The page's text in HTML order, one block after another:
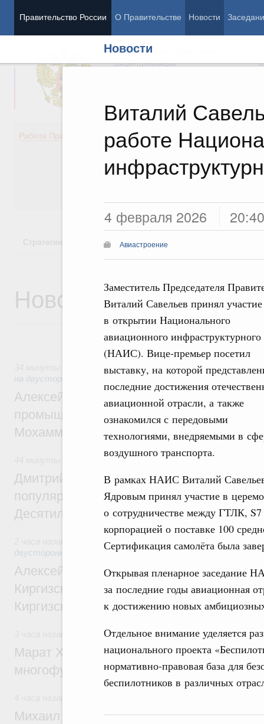
Правительство России О Правительстве Новости
Новости
Виталий
работе
4 февраля 2026 20:40
Авиастроение
Заместитель Председателя
Виталий Савельев принял участие
в открытии Национального
авиационного инфраструктурного
(НАИС). Вице-премьер посетил
выставку, на которой
последние достижения
авиационной отрасли, а также
ознакомился с передовыми
технологиями, внедряемыми в
воздушного транспорта.
В рамках НАИС Виталий
Ядровым принял участие в
о сотрудничестве между ГТЛК,
корпорацией о поставке 100
Сертификация самолёта была
Открывая пленарное заседание
за последние годы авиационная
к достижению новых
Отдельное внимание уделяется
национального проекта
нормативно-правовая база для
беспилотников в различных
Председатель Правительства
Вице-премьеры
Работа Правительства
Демография
Здоровье
Культура
Стратегии Государственные программы
Новости
Экономические отношения с
на двусторонней основе
Алексей Оверчук провёл рабочую
промышленности, недропользования и
Мохаммадом Атабаком
Внутренний и въездной туризм
Дмитрий Чернышенко: Порядка 110
популярного туризма в 35 регионах
Десятилетия науки и технологий
Экономические и гуманитарные отношения
двусторонней основе
Алексей Оверчук принял участие в
Киргизского экономического форума и
Киргизской межрегиональной
Дорожное хозяйство
Марат Хуснуллин: На двух скоростных
многофункциональные зоны дорожного
Михаил Мишустин дал поручения по